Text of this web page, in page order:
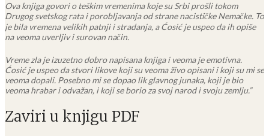
Ova knjiga govori o teškim vremenima koje su Srbi prošli tokom
Drugog svetskog rata i porobljavanja od strane nacističke Nemačke. To
je bila vremena velikih patnji i stradanja, a Ćosić je uspeo da ih opiše
na veoma uverljiv i surovan način.
Vreme zla je izuzetno dobro napisana knjiga i veoma je emotivna.
Ćosić je uspeo da stvori likove koji su veoma živo opisani i koji su mi se
veoma dopali. Posebno mi se dopao lik glavnog junaka, koji je bio
veoma hrabar i odvažan, i koji se borio za svoj narod i svoju zemlju.”
Zaviri u knjigu PDF